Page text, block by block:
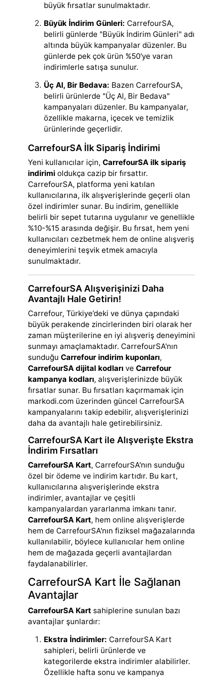
büyük fırsatlar sunulmaktadır.
Büyük İndirim Günleri: CarrefourSA,
belirli günlerde "Büyük İndirim Günleri" adı
altında büyük kampanyalar düzenler. Bu
günlerde pek çok ürün %50'ye varan
indirimlerle satışa sunulur.
Üç Al, Bir Bedava: Bazen CarrefourSA,
belirli ürünlerde "Üç Al, Bir Bedava"
kampanyaları düzenler. Bu kampanyalar,
özellikle makarna, içecek ve temizlik
ürünlerinde geçerlidir.
CarrefourSA İlk Sipariş İndirimi
Yeni kullanıcılar için, CarrefourSA ilk sipariş
indirimi oldukça cazip bir fırsattır.
CarrefourSA, platforma yeni katılan
kullanıcılarına, ilk alışverişlerinde geçerli olan
özel indirimler sunar. Bu indirim, genellikle
belirli bir sepet tutarına uygulanır ve genellikle
%10-%15 arasında değişir. Bu fırsat, hem yeni
kullanıcıları cezbetmek hem de online alışveriş
deneyimlerini teşvik etmek amacıyla
sunulmaktadır.
CarrefourSA Alışverişinizi Daha
Avantajlı Hale Getirin!
Carrefour, Türkiye’deki ve dünya çapındaki
büyük perakende zincirlerinden biri olarak her
zaman müşterilerine en iyi alışveriş deneyimini
sunmayı amaçlamaktadır. CarrefourSA'nın
sunduğu Carrefour indirim kuponları,
CarrefourSA dijital kodları ve Carrefour
kampanya kodları, alışverişlerinizde büyük
fırsatlar sunar. Bu fırsatları kaçırmamak için
markodi.com üzerinden güncel CarrefourSA
kampanyalarını takip edebilir, alışverişlerinizi
daha da avantajlı hale getirebilirsiniz.
CarrefourSA Kart ile Alışverişte Ekstra
İndirim Fırsatları
CarrefourSA Kart, CarrefourSA'nın sunduğu
özel bir ödeme ve indirim kartıdır. Bu kart,
kullanıcılarına alışverişlerinde ekstra
indirimler, avantajlar ve çeşitli
kampanyalardan yararlanma imkanı tanır.
CarrefourSA Kart, hem online alışverişlerde
hem de CarrefourSA'nın fiziksel mağazalarında
kullanılabilir, böylece kullanıcılar hem online
hem de mağazada geçerli avantajlardan
faydalanabilirler.
CarrefourSA Kart İle Sağlanan
Avantajlar
CarrefourSA Kart sahiplerine sunulan bazı
avantajlar şunlardır:
Ekstra İndirimler: CarrefourSA Kart
sahipleri, belirli ürünlerde ve
kategorilerde ekstra indirimler alabilirler.
Özellikle hafta sonu ve kampanya